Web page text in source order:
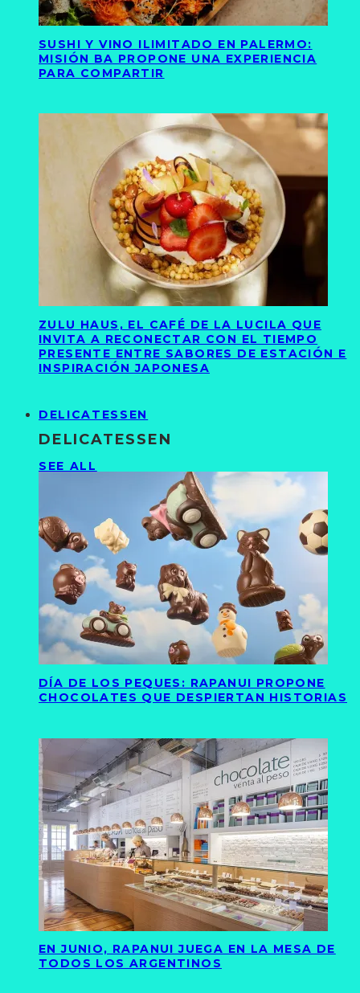
SUSHI Y VINO ILIMITADO EN PALERMO:
MISIÓN BA PROPONE UNA EXPERIENCIA
PARA COMPARTIR
ZULU HAUS, EL CAFÉ DE LA LUCILA QUE
INVITA A RECONECTAR CON EL TIEMPO
PRESENTE ENTRE SABORES DE ESTACIÓN E
INSPIRACIÓN JAPONESA
DELICATESSEN
DELICATESSEN
SEE ALL
DÍA DE LOS PEQUES: RAPANUI PROPONE
CHOCOLATES QUE DESPIERTAN HISTORIAS
EN JUNIO, RAPANUI JUEGA EN LA MESA DE
TODOS LOS ARGENTINOS